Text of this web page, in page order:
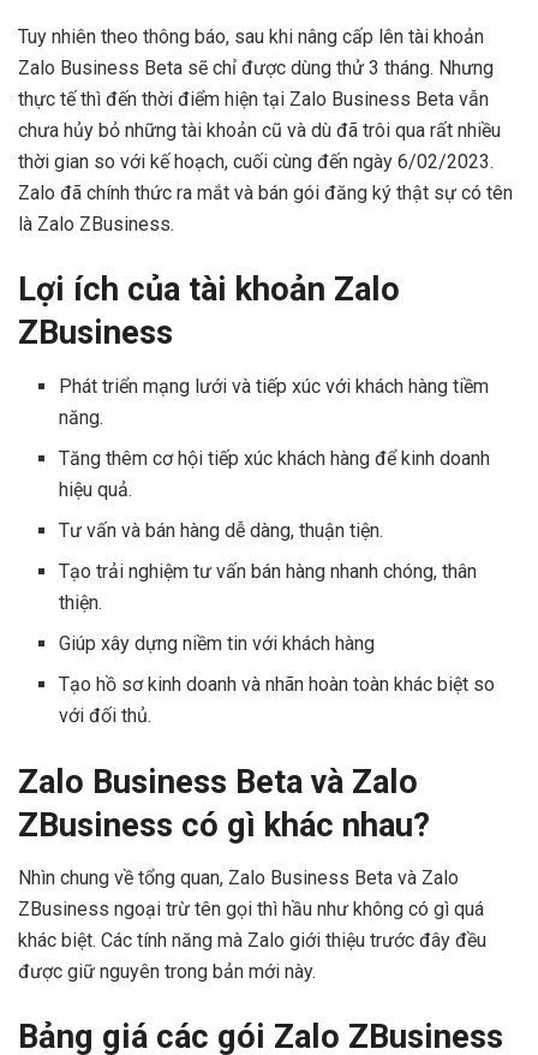
Tuy nhiên theo thông báo, sau khi nâng cấp lên tài khoản
Zalo Business Beta sẽ chỉ được dùng thử 3 tháng. Nhưng
thực tế thì đến thời điểm hiện tại Zalo Business Beta vẫn
chưa hủy bỏ những tài khoản cũ và dù đã trôi qua rất nhiều
thời gian so với kế hoạch, cuối cùng đến ngày 6/02/2023.
Zalo đã chính thức ra mắt và bán gói đăng ký thật sự có tên
là Zalo ZBusiness.
Lợi ích của tài khoản Zalo
ZBusiness
Phát triển mạng lưới và tiếp xúc với khách hàng tiềm
năng.
Tăng thêm cơ hội tiếp xúc khách hàng để kinh doanh
hiệu quả.
Tư vấn và bán hàng dễ dàng, thuận tiện.
Tạo trải nghiệm tư vấn bán hàng nhanh chóng, thân
thiện.
Giúp xây dựng niềm tin với khách hàng
Tạo hồ sơ kinh doanh và nhãn hoàn toàn khác biệt so
với đối thủ.
Zalo Business Beta và Zalo
ZBusiness có gì khác nhau?
Nhìn chung về tổng quan, Zalo Business Beta và Zalo
ZBusiness ngoại trừ tên gọi thì hầu như không có gì quá
khác biệt. Các tính năng mà Zalo giới thiệu trước đây đều
được giữ nguyên trong bản mới này.
Bảng giá các gói Zalo ZBusiness